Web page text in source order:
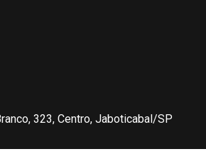
323, Centro, Jaboticabal/SP